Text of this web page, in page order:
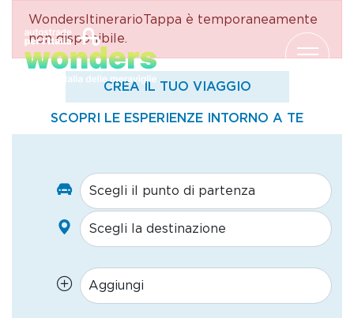
Salta al contenuto
WondersItinerarioTappa è temporaneamente
non disponibile.